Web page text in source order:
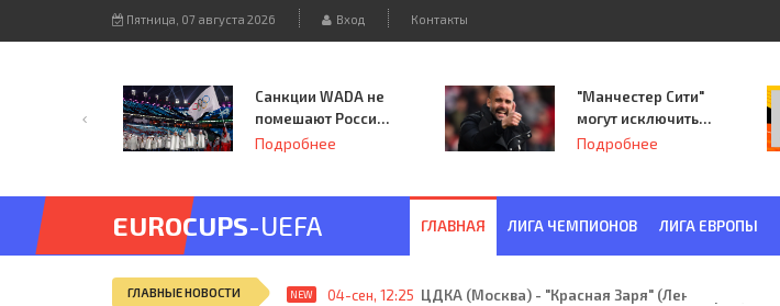
Пятница, 07 августа 2026 Вход Контакты
Санкции WADA не
помешают России
принять
Подробнее
"Манчестер Сити"
могут исключить
из Лиги
Подробнее
EUROCUPS-UEFA ГЛАВНАЯ ЛИГА ЧЕМПИОНОВ ЛИГА ЕВРОПЫ
ГЛАВНЫЕ НОВОСТИ NEW 04-сен, 12:25 ЦДКА (Москва) - "Красная Заря" (Ленинград) 6:2